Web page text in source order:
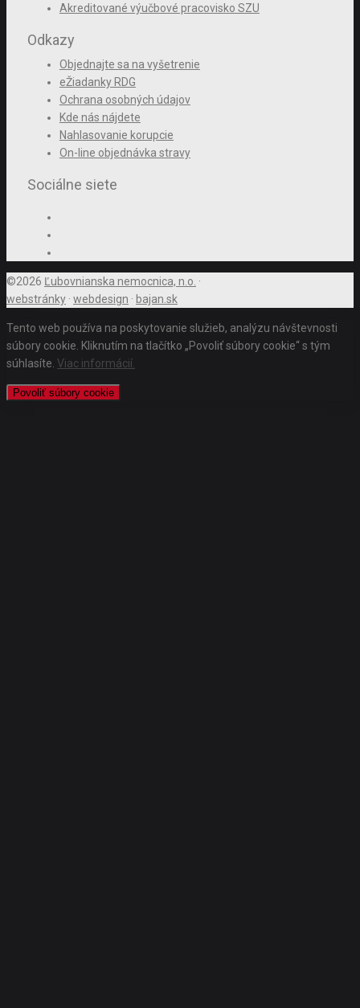
Akreditované výučbové pracovisko SZU
Odkazy
Objednajte sa na vyšetrenie
eŽiadanky RDG
Ochrana osobných údajov
Kde nás nájdete
Nahlasovanie korupcie
On-line objednávka stravy
Sociálne siete
©2026 Ľubovnianska nemocnica, n.o. ·
webstránky · webdesign · bajan.sk
Tento web používa na poskytovanie služieb, analýzu návštevnosti
súbory cookie. Kliknutím na tlačítko „Povoliť súbory cookie“ s tým
súhlasíte. Viac informácií.
Povoliť súbory cookie